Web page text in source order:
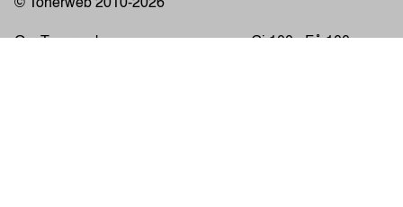
© Tonerweb 2010-2026
Om Tonerweb Gi 100 - Få 100